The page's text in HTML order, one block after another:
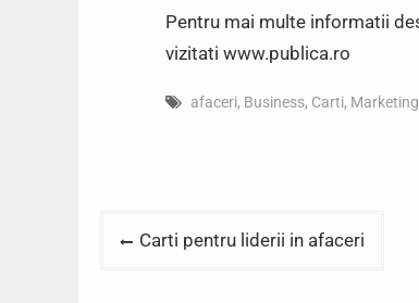
Pentru mai multe informatii
vizitati www.publica.ro
afaceri, Business, Carti, Marketing
PostCarti pentru liderii in afaceri